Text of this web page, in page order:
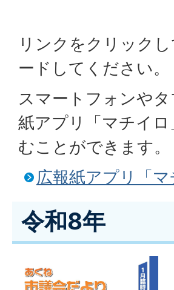
リンクをクリック
ードしてください。
スマートフォンや
紙アプリ「マチイ
むことができます。
広報紙アプリ「マ
令和8年